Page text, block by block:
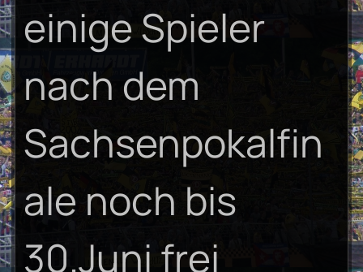
einige Spieler
nach dem
Sachsenpokalfin
ale noch bis
30.Juni frei